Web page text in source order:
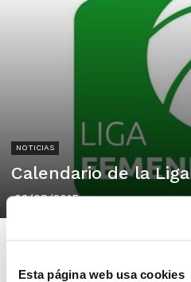
Esta página web usa cookies
NOTICIAS
Calendario de la
03/08/2015